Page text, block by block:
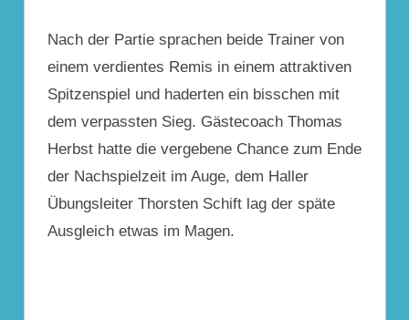
Nach der Partie sprachen beide Trainer von
einem verdientes Remis in einem attraktiven
Spitzenspiel und haderten ein bisschen mit
dem verpassten Sieg. Gästecoach Thomas
Herbst hatte die vergebene Chance zum Ende
der Nachspielzeit im Auge, dem Haller
Übungsleiter Thorsten Schift lag der späte
Ausgleich etwas im Magen.